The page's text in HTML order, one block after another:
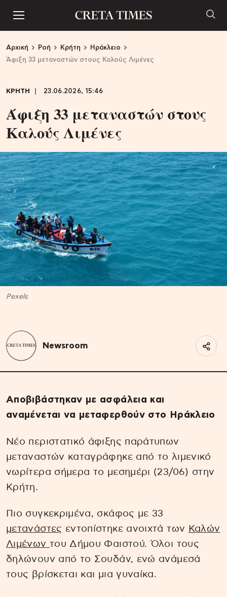
Αρχική Ροή Κρήτη
Ηράκλειο
Άφιξη 33 μεταναστών στους Καλούς Λιμένες
ΚΡΗΤΗ 23.06.2026, 15:46
Άφιξη 33 μεταναστών στους
Καλούς Λιμένες
Pexels
Newsroom
Αποβιβάστηκαν με ασφάλεια και
αναμένεται να μεταφερθούν στο Ηράκλειο
Νέο περιστατικό άφιξης παράτυπων
μεταναστών καταγράφηκε από το λιμενικό
νωρίτερα σήμερα το μεσημέρι (23/06) στην
Κρήτη.
Πιο συγκεκριμένα, σκάφος με 33
μετανάστες εντοπίστηκε ανοιχτά των Καλών
Λιμένων του Δήμου Φαιστού. Όλοι τους
δηλώνουν από το Σουδάν, ενώ ανάμεσά
τους βρίσκεται και μια γυναίκα.